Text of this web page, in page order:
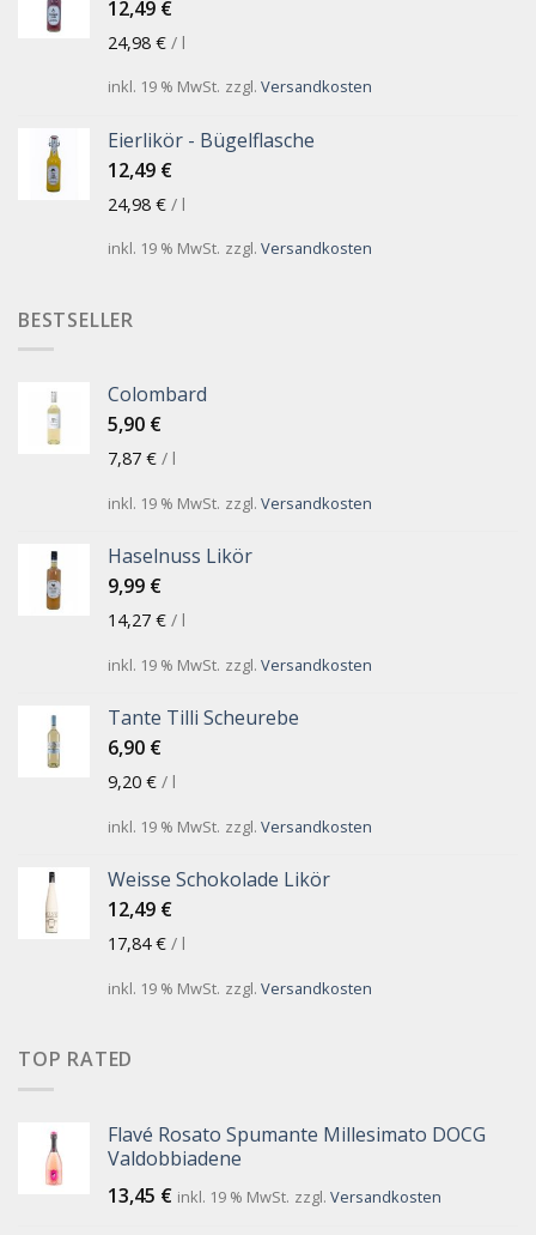
12,49 €
24,98 € / l
inkl. 19 % MwSt. zzgl. Versandkosten
Eierlikör - Bügelflasche
12,49 €
24,98 € / l
inkl. 19 % MwSt. zzgl. Versandkosten
BESTSELLER
Colombard
5,90 €
7,87 € / l
inkl. 19 % MwSt. zzgl. Versandkosten
Haselnuss Likör
9,99 €
14,27 € / l
inkl. 19 % MwSt. zzgl. Versandkosten
Tante Tilli Scheurebe
6,90 €
9,20 € / l
inkl. 19 % MwSt. zzgl. Versandkosten
Weisse Schokolade Likör
12,49 €
17,84€ / l
inkl. 19 % MwSt. zzgl. Versandkosten
TOP RATED
Flavé Rosato Spumante Millesimato DOCG
Valdobbiadene
13,45 € inkl. 19 % MwSt. zzgl. Versandkosten